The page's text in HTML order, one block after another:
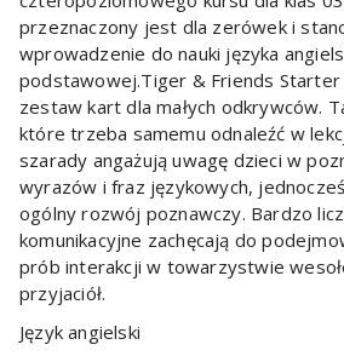
przeznaczony jest dla zerówek i
wprowadzenie do nauki języka
podstawowej.Tiger & Friends Starter
zestaw kart dla małych odkrywców.
które trzeba samemu odnaleźć w
szarady angażują uwagę dzieci w
wyrazów i fraz językowych,
ogólny rozwój poznawczy. Bardzo
komunikacyjne zachęcają do
prób interakcji w towarzystwie
przyjaciół.
Język angielski